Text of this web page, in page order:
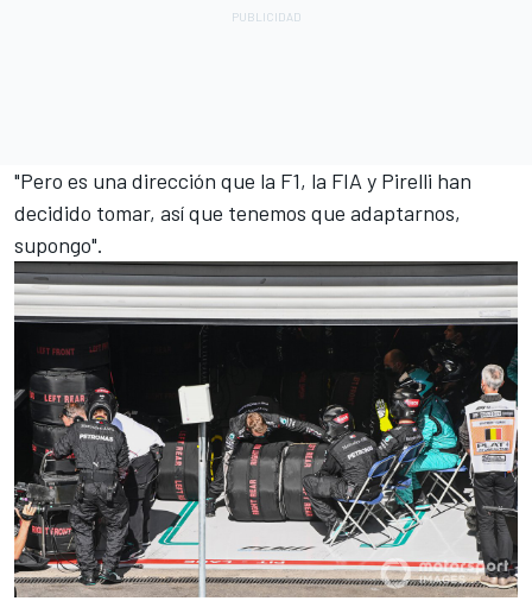
"Pero es una dirección que la F1, la FIA y Pirelli han
decidido tomar, así que tenemos que adaptarnos,
supongo".